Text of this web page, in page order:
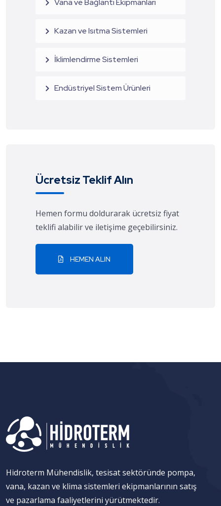
Kazan ve Isıtma Sistemleri
İklimlendirme Sistemleri
Endüstriyel Sistem Ürünleri
Ücretsiz Teklif Alın
Hemen formu doldurarak ücretsiz fiyat
teklifi alabilir ve iletişime geçebilirsiniz.
HEMEN ALIN
Hidroterm Mühendislik, tesisat sektöründe pompa,
vana, kazan ve klima sistemleri ekipmanlarının satış
ve pazarlama faaliyetlerini yürütmektedir.